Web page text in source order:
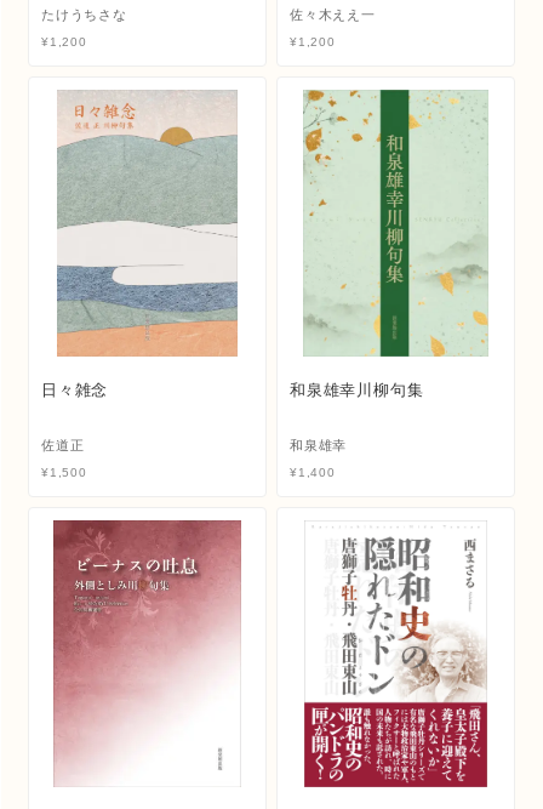
たけうちさな
¥1,200
佐々木ええ一
¥1,200
日々雑念
佐道正
¥1,500
和泉雄幸川柳句集
和泉雄幸
¥1,400